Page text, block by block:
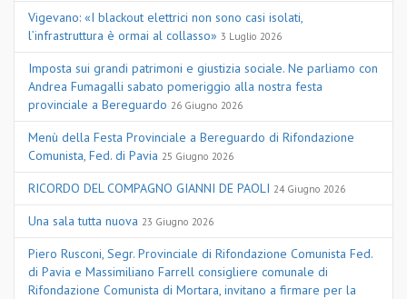
Vigevano: «I blackout elettrici non sono casi isolati,
l’infrastruttura è ormai al collasso» 3 Luglio 2026
Imposta sui grandi patrimoni e giustizia sociale. Ne parliamo con
Andrea Fumagalli sabato pomeriggio alla nostra festa
provinciale a Bereguardo 26 Giugno 2026
Menù della Festa Provinciale a Bereguardo di Rifondazione
Comunista, Fed. di Pavia 25 Giugno 2026
RICORDO DEL COMPAGNO GIANNI DE PAOLI 24 Giugno 2026
Una sala tutta nuova 23 Giugno 2026
Piero Rusconi, Segr. Provinciale di Rifondazione Comunista Fed.
di Pavia e Massimiliano Farrell consigliere comunale di
Rifondazione Comunista di Mortara, invitano a firmare per la